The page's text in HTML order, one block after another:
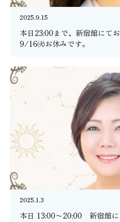
2025.9.15
本日23:00まで、新宿館にて
9/16㈫お休みです。
2025.1.3
本日 13:00〜20:00 新宿館に